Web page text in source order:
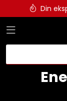
Skip to main
Din
Toggle